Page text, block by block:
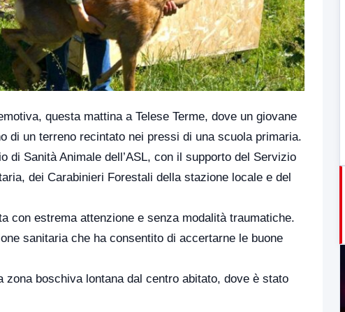
questa mattina a Telese Terme, dove un giovane
di un terreno recintato nei pressi di una scuola primaria.
Sanità Animale dell’ASL, con il supporto del Servizio
dei Carabinieri Forestali della stazione locale e del
con estrema attenzione e senza modalità traumatiche.
sanitaria che ha consentito di accertarne le buone
boschiva lontana dal centro abitato, dove è stato